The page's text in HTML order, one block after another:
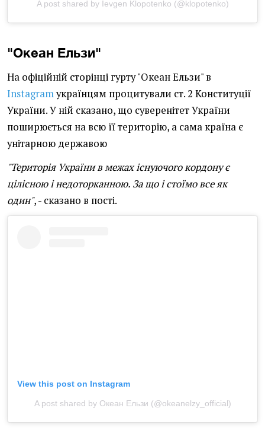
A post shared by Ievgen Klopotenko (@klopotenko)
"Океан Ельзи"
На офіційній сторінці гурту "Океан Ельзи" в
Instagramукраїнцям процитували ст. 2 Конституції
України. У ній сказано, що суверенітет України
поширюється на всю її територію, а сама країна є
унітарною державою
"Територія України в межах існуючого кордону є
цілісною і недоторканною. За що і стоїмо все як
один", - сказано в пості.
View this post on Instagram
A post shared by Океан Ельзи (@okeanelzy_official)